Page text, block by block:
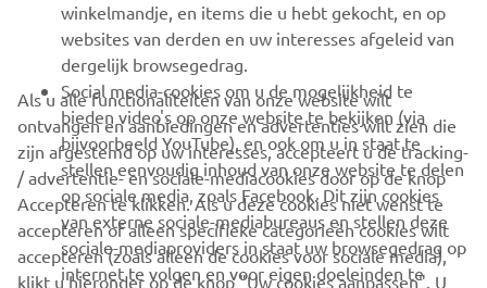
NIEUWSBRIEF
Wees de eerste die meer te weten komt over de nieuwste deals,
speciale evenementen, nieuwe producten en nog veel meer
ABONNEREN
Lees ons privacybeleid om te leren hoe we uw persoonlijke
gegevens verwerken:Privacyverklaring
winkelmandje, en items die u hebt gekocht, en op
websites van derden en uw interesses afgeleid van
dergelijk browsegedrag.
Social media-cookies om u de mogelijkheid te
bieden video's op onze website te bekijken (via
bijvoorbeeld YouTube), en ook om u in staat te
stellen eenvoudig inhoud van onze website te delen
op sociale media, zoals Facebook. Dit zijn cookies
van externe sociale-mediabureaus en stellen deze
sociale-mediaproviders in staat uw browsegedrag op
internet te volgen en voor eigen doeleinden te
Als u alle functionaliteiten van onze website wilt
ontvangen en aanbiedingen en advertenties wilt zien die
zijn afgestemd op uw interesses, accepteert u de tracking-
/ advertentie- en sociale-mediacookies door op de knop
Accepteren te klikken. Als u deze cookies niet wenst te
accepteren of alleen specifieke categorieën cookies wilt
accepteren (zoals alleen de cookies voor sociale media),
klikt u hieronder op de knop "Uw cookies aanpassen". U